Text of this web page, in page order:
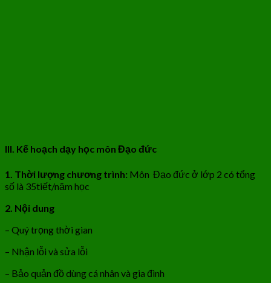
III. Kế hoạch dạy học môn Đạo đức
1. Thời lượng chương trình: Môn Đạo đức ở lớp 2 có tổng
số là 35tiết/năm học
2. Nội dung
– Quý trọng thời gian
– Nhận lỗi và sửa lỗi
– Bảo quản đồ dùng cá nhân và gia đình